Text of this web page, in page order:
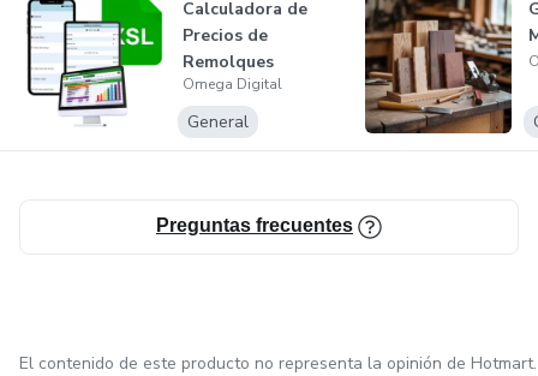
Calculadora de
Precios de
Remolques
Omega Digital
General
Preguntas frecuentes
El contenido de este producto no representa la opinión de Hotmart.